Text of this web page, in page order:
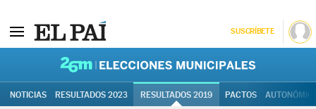
SUSCRÍBETE
NOTICIAS RESULTADOS 2023 RESULTADOS 2019 PACTOS